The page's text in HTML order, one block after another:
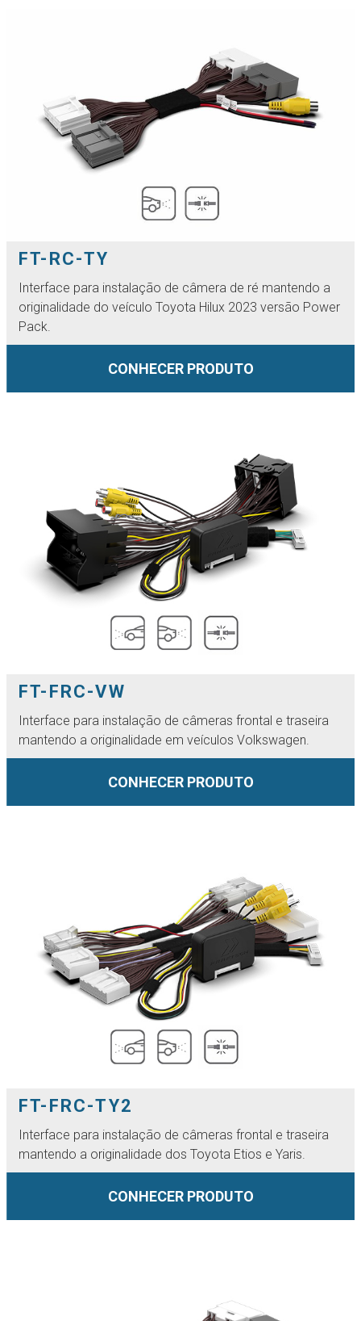
FT-RC-TY
Interface para instalação de câmera de ré mantendo a
originalidade do veículo Toyota Hilux 2023 versão Power
Pack.
CONHECER PRODUTO
FT-FRC-VW
Interface para instalação de câmeras frontal e traseira
mantendo a originalidade em veículos Volkswagen.
CONHECER PRODUTO
FT-FRC-TY2
Interface para instalação de câmeras frontal e traseira
mantendo a originalidade dos Toyota Etios e Yaris.
CONHECER PRODUTO